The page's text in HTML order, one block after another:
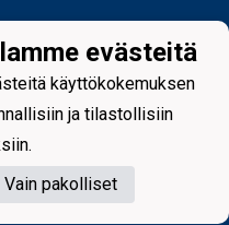
15-18 evästeitä
käyttökokemuksen
ja tilastollisiin
Vain pakolliset